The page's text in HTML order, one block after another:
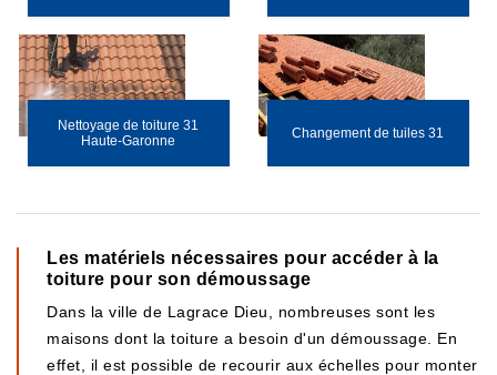
Nettoyage de toiture 31
Haute-Garonne
Changement de tuiles 31
Les matériels nécessaires pour accéder à la
toiture pour son démoussage
Dans la ville de Lagrace Dieu, nombreuses sont les
maisons dont la toiture a besoin d'un démoussage. En
effet, il est possible de recourir aux échelles pour monter